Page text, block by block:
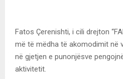
Fatos Çerenishti, i cili drejton
më të mëdha të akomodimit në
në gjetjen e punonjësve
aktivitetit.